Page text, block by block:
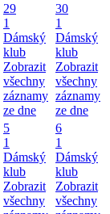
29
1
Dámský
klub
Zobrazit
všechny
záznamy
ze dne
30
1
Dámský
klub
Zobrazit
všechny
záznamy
ze dne
5
1
Dámský
klub
Zobrazit
všechny
6
1
Dámský
klub
Zobrazit
všechny